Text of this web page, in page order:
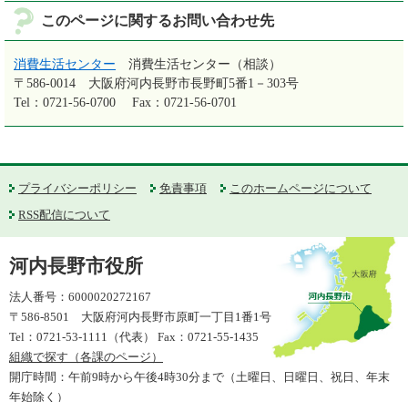
このページに関するお問い合わせ先
消費生活センター
消費生活センター（相談）
〒586-0014
大阪府河内長野市長野町5番1－303号
Tel：0721-56-0700
Fax：0721-56-0701
プライバシーポリシー 免責事項
このホームページについて
RSS配信について
河内長野市役所
法人番号：6000020272167
〒586-8501 大阪府河内長野市原町一丁目1番1号
Tel：0721-53-1111（代表） Fax：0721-55-1435
組織で探す（各課のページ）
開庁時間：午前9時から午後4時30分まで（土曜日、日曜日、祝日、年末
年始除く）